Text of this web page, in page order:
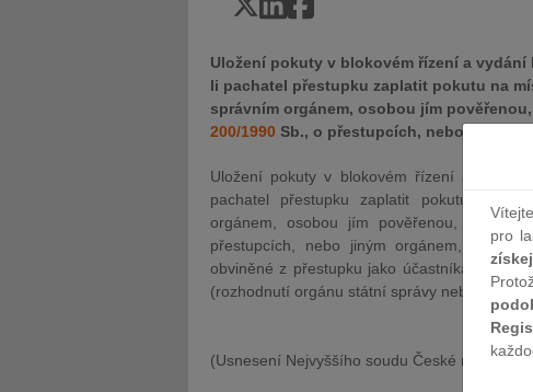
Uložení pokuty v blokovém řízení a
li pachatel přestupku zaplatit pokutu na
správním orgánem, osobou jím
200/1990 Sb., o přestupcích, nebo jiným
Uložení pokuty v blokovém řízení a vydání
pachatel přestupku zaplatit pokutu na
orgánem, osobou jím pověřenou,
přestupcích, nebo jiným orgánem, s
obviněné z přestupku jako účastníka řízení
(rozhodnutí orgánu státní správy nebo
(Usnesení Nejvyššího soudu České republiky
pro